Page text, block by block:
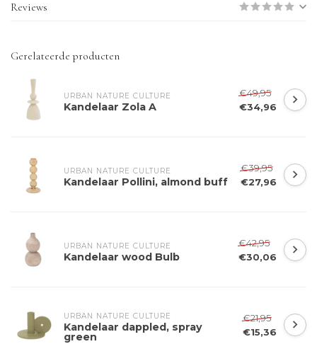
Reviews
Gerelateerde producten
URBAN NATURE CULTURE
Kandelaar Zola A
€49,95
€34,96
URBAN NATURE CULTURE
Kandelaar Pollini, almond buff
€39,95
€27,96
URBAN NATURE CULTURE
Kandelaar wood Bulb
€42,95
€30,06
URBAN NATURE CULTURE
Kandelaar dappled, spray
green
€21,95
€15,36